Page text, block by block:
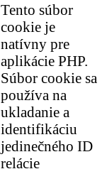
Tento súbor
cookie je
natívny pre
aplikácie PHP.
Súbor cookie sa
používa na
ukladanie a
identifikáciu
jedinečného ID
relácie